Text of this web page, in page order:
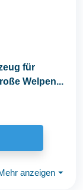
für
Welpen...
anzeigen ⏷